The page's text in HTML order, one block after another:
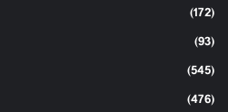
(172)
(93)
(545)
(476)